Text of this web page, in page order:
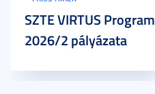
SZTE VIRTUS Program
2026/2 pályázata